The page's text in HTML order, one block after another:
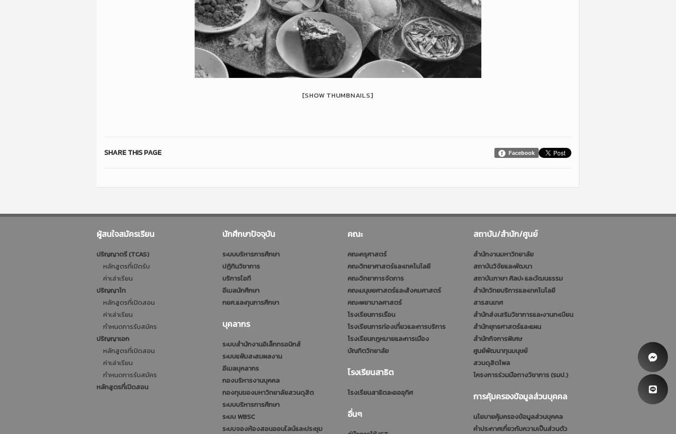
[SHOW THUMBNAILS]
Facebook
SHARE THIS PAGE
ผู้สนใจสมัครเรียน
ปริญญาตรี (TCAS)
หลักสูตรที่เปิดรับ
ค่าเล่าเรียน
ปริญญาโท
หลักสูตรที่เปิดสอน
ค่าเล่าเรียน
กำหนดการรับสมัคร
ปริญญาเอก
หลักสูตรที่เปิดสอน
ค่าเล่าเรียน
กำหนดการรับสมัคร
หลักสูตรที่เปิดสอน
นักศึกษาปัจจุบัน
ระบบบริหารการศึกษา
ปฎิทินวิชาการ
บริการไอที
อีเมลนักศึกษา
กยศ.และทุนการศึกษา
บุคลากร
ระบบสำนักงานอิเล็กทรอนิกส์
ระบบแฟ้มสะสมผลงาน
อีเมลบุคลากร
กองบริหารงานบุคคล
กองทุนของมหาวิทยาลัยสวนดุสิต
ระบบบริหารการศึกษา
ระบบ WBSC
ระบบจองห้องสอนออนไลน์และประชุม
คณะ
คณะครุศาสตร์
คณะวิทยาศาสตร์และเทคโนโลยี
คณะวิทยาการจัดการ
คณะมนุษยศาสตร์และสังคมศาสตร์
คณะพยาบาลศาสตร์
โรงเรียนการเรือน
โรงเรียนการท่องเที่ยวและการบริการ
โรงเรียนกฎหมายและการเมือง
บัณฑิตวิทยาลัย
โรงเรียนสาธิต
โรงเรียนสาธิตละอออุทิศ
อื่นๆ
สถาบัน/สำนัก/ศูนย์
สำนักงานมหาวิทยาลัย
สถาบันวิจัยและพัฒนา
สถาบันภาษา ศิลปะ และวัฒนธรรม
สำนักวิทยบริการและเทคโนโลยี
สารสนเทศ
สำนักส่งเสริมวิชาการและงานทะเบียน
สำนักยุทธศาสตร์และแผน
สำนักกิจการพิเศษ
ศูนย์พัฒนาทุนมนุษย์
สวนดุสิตโพล
โครงการร่วมมือทางวิชาการ (รมป.)
การคุ้มครองข้อมูลส่วนบุคคล
นโยบายคุ้มครองข้อมูลส่วนบุคคล
คำประกาศเกี่ยวกับความเป็นส่วนตัว